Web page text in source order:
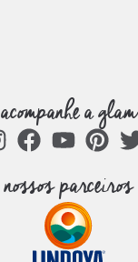
acompanhe a glam
nossos parceiros